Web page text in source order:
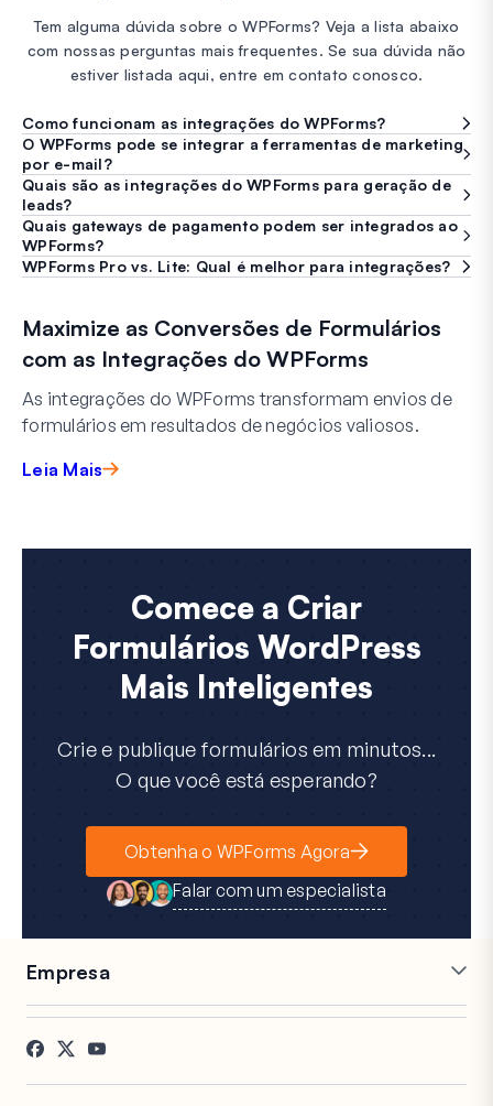
Tem alguma dúvida sobre o WPForms? Veja a lista abaixo
com nossas perguntas mais frequentes. Se sua dúvida não
estiver listada aqui, entre em contato conosco.
Como funcionam as integrações do WPForms?
O WPForms pode se integrar a ferramentas de marketing
por e-mail?
Quais são as integrações do WPForms para geração de
leads?
Quais gateways de pagamento podem ser integrados ao
WPForms?
WPForms Pro vs. Lite: Qual é melhor para integrações?
Maximize as Conversões de Formulários
com as Integrações do WPForms
As integrações do WPForms transformam envios de
formulários em resultados de negócios valiosos.
Leia Mais
Comece a Criar
Formulários WordPress
Mais Inteligentes
Crie e publique formulários em minutos...
O que você está esperando?
Obtenha o WPForms Agora
Falar com um especialista
Empresa
Carreiras
Depoimentos
Afiliados